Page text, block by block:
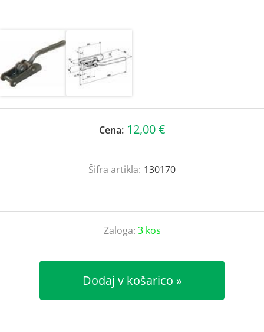
Cena: 12,00 €
Šifra artikla: 130170
Zaloga: 3 kos
Dodaj v košarico